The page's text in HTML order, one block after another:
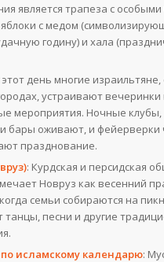
является трапеза с
с медом
годину) и хала
этот день многие
устраивают вечеринки
мероприятия. Ночные клубы,
бары оживают, и фейерверки
празднование.
: Курдская и персидская
Новруз как весенний
семьи собираются на
танцы, песни и другие
исламскому календарю: